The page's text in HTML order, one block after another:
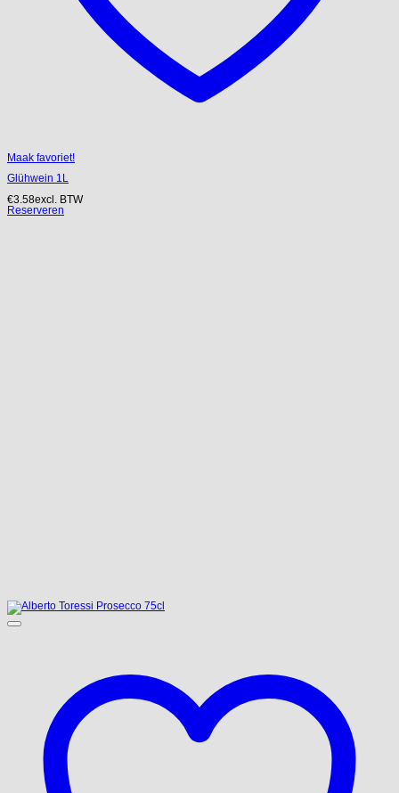
Maak favoriet!
Glühwein 1L
€3.58excl. BTW
Reserveren